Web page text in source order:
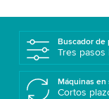
Buscador de
Tres pasos
Máquinas en
Cortos